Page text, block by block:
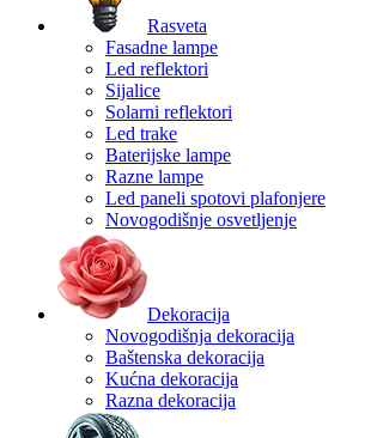
Rasveta
Fasadne lampe
Led reflektori
Sijalice
Solarni reflektori
Led trake
Baterijske lampe
Razne lampe
Led paneli spotovi plafonjere
Novogodišnje osvetljenje
Dekoracija
Novogodišnja dekoracija
Baštenska dekoracija
Kućna dekoracija
Razna dekoracija